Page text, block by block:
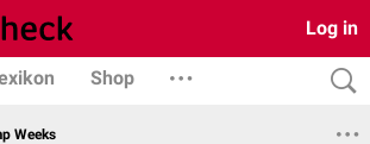
Log in
Shop
Weeks